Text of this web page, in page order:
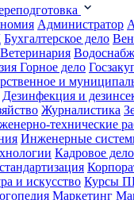
Администратор
Бухгалтерское дело
Ветеринария
Горное дело
и
Дезинфекция и
Журналистика
технические
Инженерные
Кадровое
и искусство Курсы
Маркетинг